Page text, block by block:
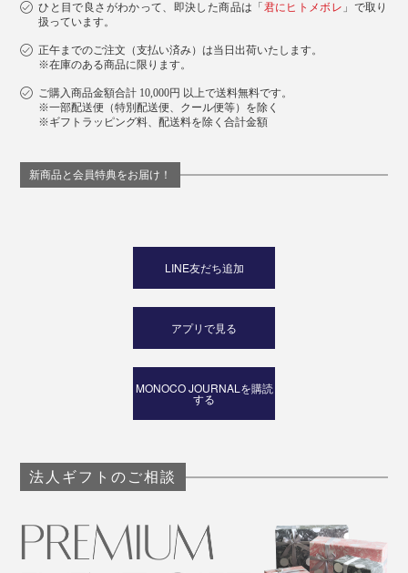
この美しいグラデーションは、長年チタンと向き合い、
研究してきたメーカーだからこそ生み出せた発色なので
す。
ひと目で良さがわかって、即決した商品は「 君にヒトメボレ 」で取り
扱っています。
正午までのご注文（支払い済み）は当日出荷いたします。
※在庫のある商品に限ります。
ご購入商品金額合計 10,000円 以上で送料無料です。
※一部配送便（特別配送便、クール便等）を除く
※ギフトラッピング料、配送料を除く合計金額
新商品と会員特典をお届け！
LINE友だち追加
アプリで見る
MONOCO JOURNALを購読
する
法人ギフトのご相談